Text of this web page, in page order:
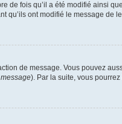
de fois qu’il a été modifié ainsi
qu’ils ont modifié le message de
de message. Vous pouvez
). Par la suite, vous